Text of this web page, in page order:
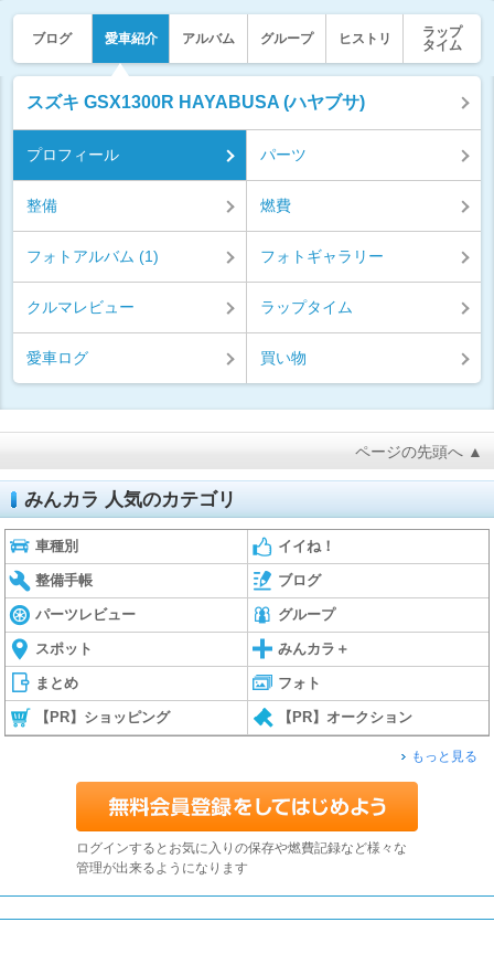
ブログ 愛車紹介 アルバム グループ ヒストリ
ラップ
タイム
スズキ GSX1300R HAYABUSA (ハヤブサ)
プロフィール パーツ
整備 燃費
フォトアルバム (1) フォトギャラリー
クルマレビュー ラップタイム
愛車ログ 買い物
ページの先頭へ ▲
みんカラ 人気のカテゴリ
車種別 イイね！
整備手帳 ブログ
パーツレビュー グループ
スポット みんカラ＋
まとめ フォト
【PR】ショッピング 【PR】オークション
もっと見る
ログインするとお気に入りの保存や燃費記録など様々な
管理が出来るようになります